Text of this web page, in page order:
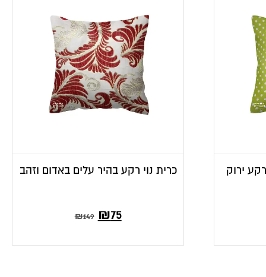
ירוק כרית נוי רקע בהיר עלים באדום וזהב
₪149 ₪75